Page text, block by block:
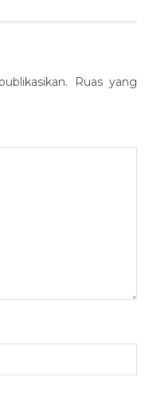
Ruas yang